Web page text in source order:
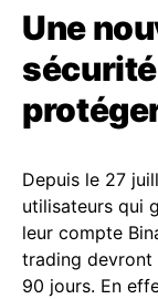
Une
Depuis le 27
utilisateurs qui
leur compte
trading devront
90 jours. En